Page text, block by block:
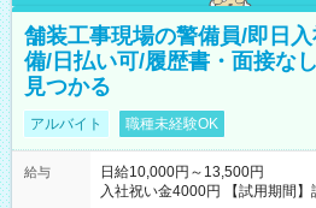
舗装工事現場の警備員/即日
備/日払い可/履歴書・面接な
見つかる
アルバイト 職種未経験OK
給与
日給10,000円～13,500円
入社祝い金4000円 【